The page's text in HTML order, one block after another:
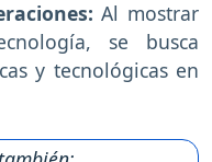
Al mostrar
se busca
y tecnológicas en